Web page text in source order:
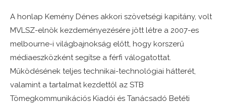
A honlap Kemény Dénes akkori szövetségi kapitány, volt
MVLSZ-elnök kezdeményezésére jött létre a 2007-es
melbourne-i világbajnokság előtt, hogy korszerű
médiaeszközként segítse a férfi válogatottat.
Működésének teljes technikai-technológiai hátterét,
valamint a tartalmat kezdettől az STB
Tömegkommunikációs Kiadói és Tanácsadó Betéti